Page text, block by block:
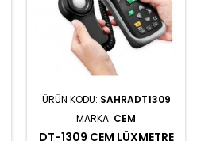
ÜRÜN KODU: SAHRADT1309
MARKA: CEM
DT-1309 CEM LÜXMETRE